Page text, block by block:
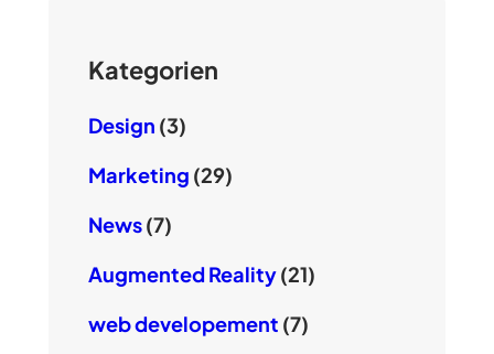
Kategorien
Design (3)
Marketing (29)
News(7)
Augmented Reality(21)
web developement (7)